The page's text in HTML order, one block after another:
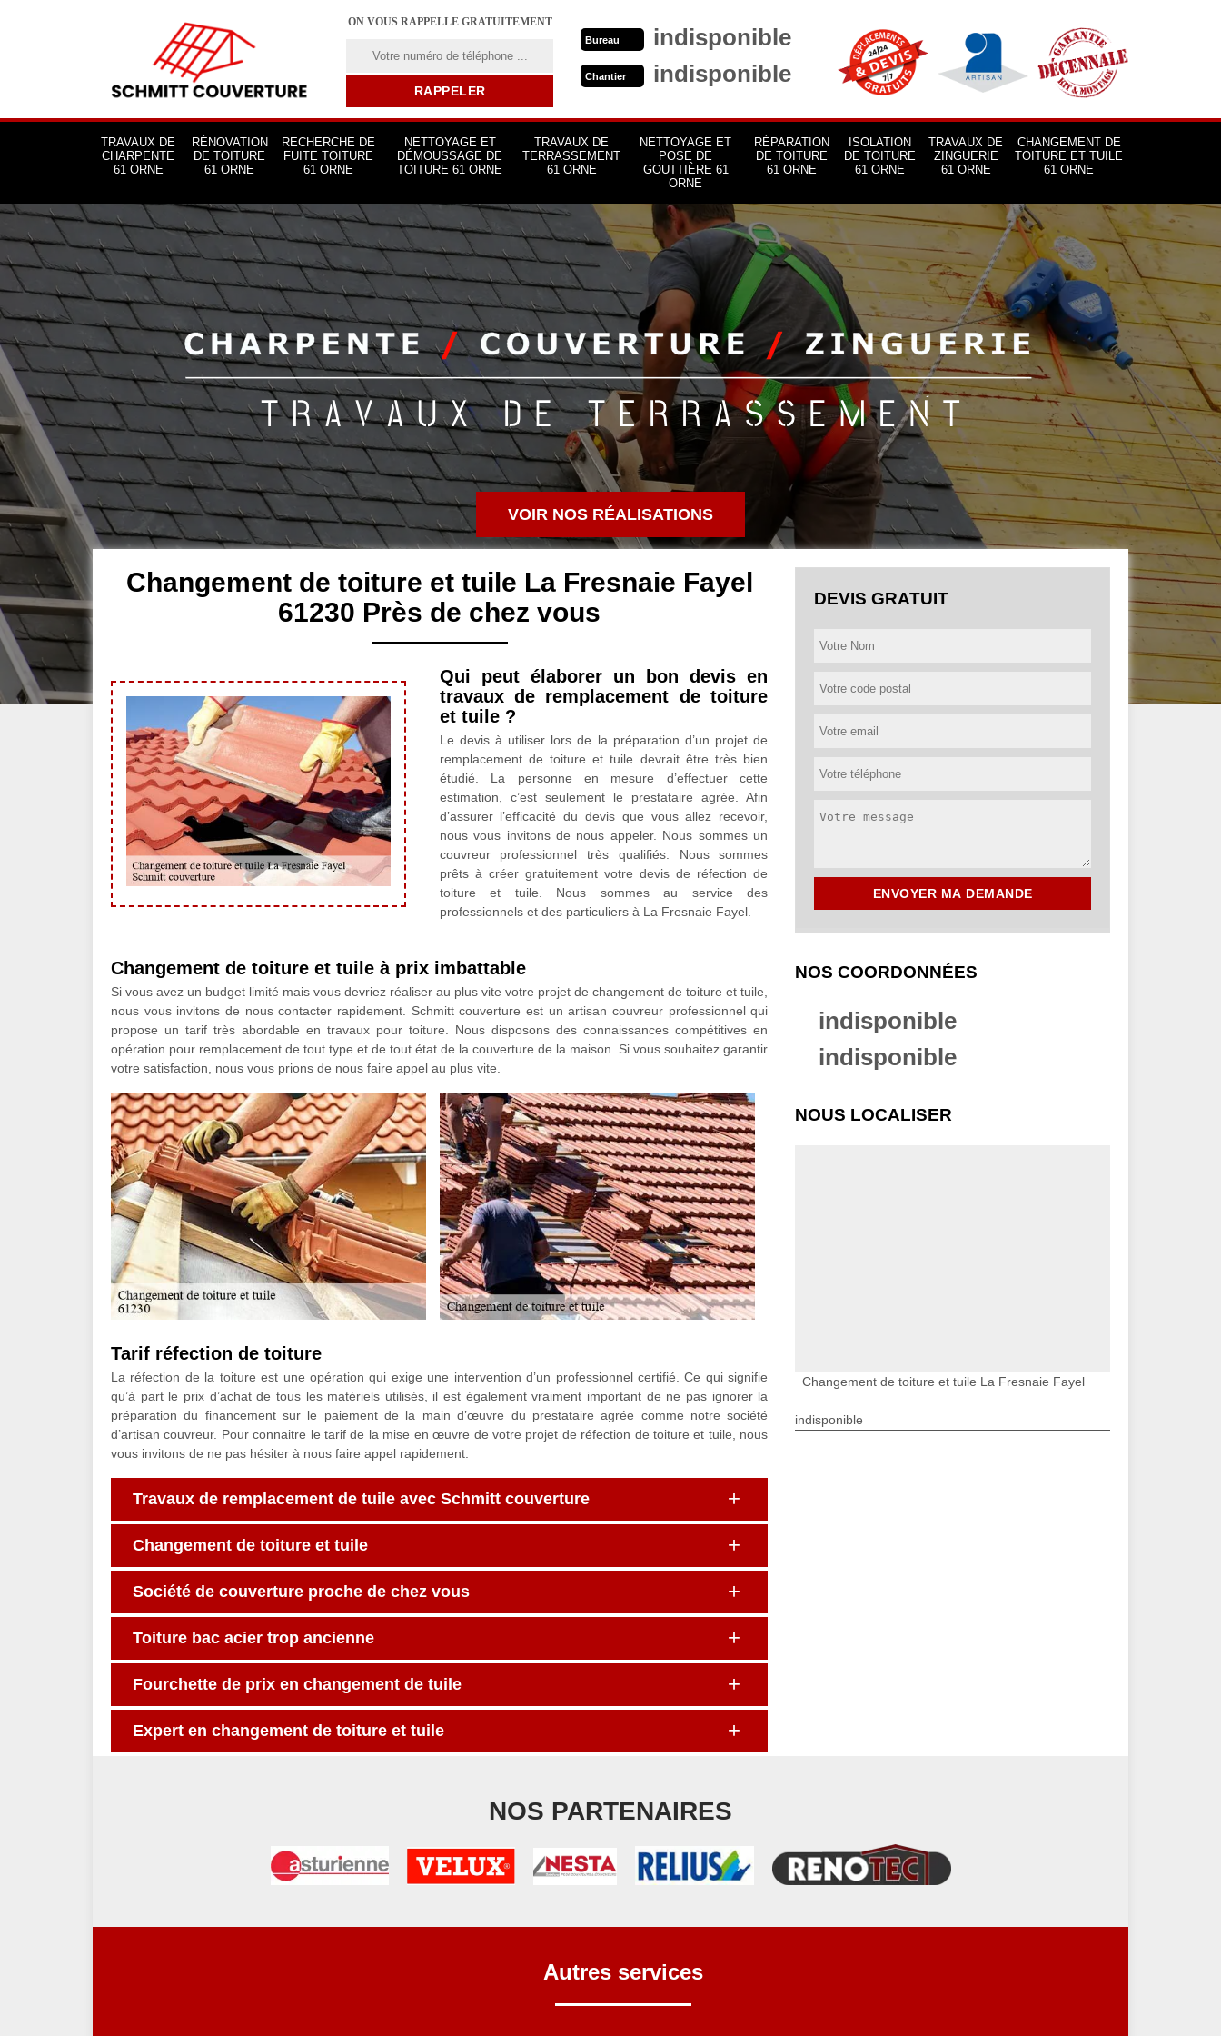
ON VOUS RAPPELLE GRATUITEMENT
Bureau indisponible
Chantier indisponible
TRAVAUX DE
CHARPENTE
61 ORNE
RÉNOVATION
DE TOITURE
61 ORNE
RECHERCHE DE
FUITE TOITURE
61 ORNE
NETTOYAGE ET
DÉMOUSSAGE DE
TOITURE 61 ORNE
TRAVAUX DE
TERRASSEMENT
61 ORNE
NETTOYAGE ET
POSE DE
GOUTTIÈRE 61
ORNE
RÉPARATION
DE TOITURE
61 ORNE
ISOLATION
DE TOITURE
61 ORNE
TRAVAUX DE
ZINGUERIE
61 ORNE
CHANGEMENT DE
TOITURE ET TUILE
61 ORNE
VOIR NOS RÉALISATIONS
Changement de toiture et tuile La Fresnaie Fayel
61230 Près de chez vous
Qui peut élaborer un bon devis en
travaux de remplacement de toiture
et tuile ?
Le devis à utiliser lors de la préparation d’un projet de
remplacement de toiture et tuile devrait être très bien
étudié. La personne en mesure d’effectuer cette
estimation, c’est seulement le prestataire agrée. Afin
d’assurer l’efficacité du devis que vous allez recevoir,
nous vous invitons de nous appeler. Nous sommes un
couvreur professionnel très qualifiés. Nous sommes
prêts à créer gratuitement votre devis de réfection de
toiture et tuile. Nous sommes au service des
professionnels et des particuliers à La Fresnaie Fayel.
Changement de toiture et tuile à prix imbattable
Si vous avez un budget limité mais vous devriez réaliser au plus vite votre projet de changement de toiture et tuile,
nous vous invitons de nous contacter rapidement. Schmitt couverture est un artisan couvreur professionnel qui
propose un tarif très abordable en travaux pour toiture. Nous disposons des connaissances compétitives en
opération pour remplacement de tout type et de tout état de la couverture de la maison. Si vous souhaitez garantir
votre satisfaction, nous vous prions de nous faire appel au plus vite.
Tarif réfection de toiture
La réfection de la toiture est une opération qui exige une intervention d’un professionnel certifié. Ce qui signifie
qu’à part le prix d’achat de tous les matériels utilisés, il est également vraiment important de ne pas ignorer la
préparation du financement sur le paiement de la main d’œuvre du prestataire agrée comme notre société
d’artisan couvreur. Pour connaitre le tarif de la mise en œuvre de votre projet de réfection de toiture et tuile, nous
vous invitons de ne pas hésiter à nous faire appel rapidement.
Travaux de remplacement de tuile avec Schmitt couverture
Changement de toiture et tuile
Société de couverture proche de chez vous
Toiture bac acier trop ancienne
Fourchette de prix en changement de tuile
Expert en changement de toiture et tuile
DEVIS GRATUIT
NOS COORDONNÉES
indisponible
indisponible
NOUS LOCALISER
Changement de toiture et tuile La Fresnaie Fayel
indisponible
NOS PARTENAIRES
Autres services